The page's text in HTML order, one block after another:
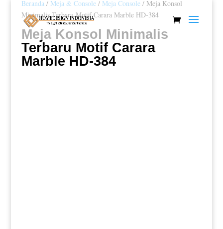
Beranda/ Meja & Console/ Meja Console/ Meja Konsol
Minimalis Terbaru Motif Carara Marble HD-384
Meja Konsol Minimalis
Terbaru Motif Carara
Marble HD-384